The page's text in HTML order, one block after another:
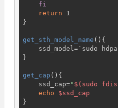
fi
return 1
}
get_sth_model_name (){
ssd_model=`sudo
}
get_cap (){
    ssd_cap=
" $(sudo
echo
$ssd_cap
}